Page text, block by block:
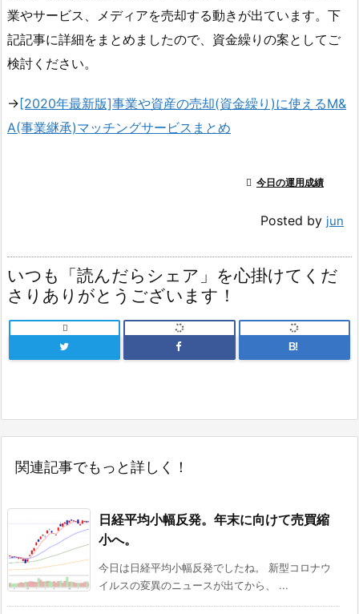
業やサービス、メディアを売却する動きが出ています。下
記記事に詳細をまとめましたので、資金繰りの案としてご
検討ください。
→ [2020年最新版]事業や資産の売却(資金繰り)に使えるM&
A(事業継承)マッチングサービスまとめ
 今日の運用成績
Posted by jun
いつも「読んだらシェア」を心掛けてくだ
さりありがとうございます！

B!
関連記事でもっと詳しく！
日経平均小幅反発。年末に向けて売買縮
小へ。
今日は日経平均小幅反発でしたね。 新型コロナウ
イルスの変異のニュースが出てから、 ...